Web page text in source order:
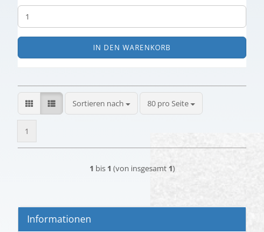
IN DEN WARENKORB
Sortieren nach
Sortieren nach 80 pro Seite
pro Seite
1
1 bis 1 (von insgesamt 1)
Informationen